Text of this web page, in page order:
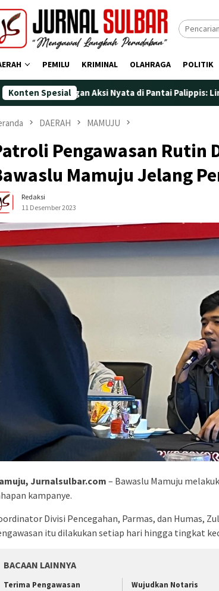
PEMILU KRIMINAL OLAHRAGA POLITIK
Konten Spesial
Aksi Nyata di Pantai Palippis: Lingkungan
DAERAH MAMUJU
Pengawasan Rutin
Mamuju Jelang
Redaksi
11 Desember 2023
Jurnalsulbar.com– Bawaslu Mamuju
kampanye.
Divisi Pencegahan, Parmas, dan Humas,
itu dilakukan setiap hari hingga tingkat
BACAAN LAINNYA
Terima Pengawasan
Wujudkan Notaris